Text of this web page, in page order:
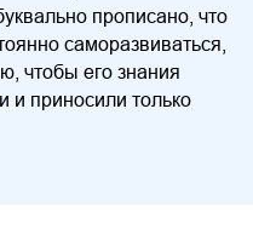
прописано, что
саморазвиваться,
чтобы его знания
и приносили только